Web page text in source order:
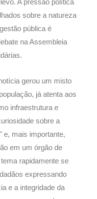
A pressão política
sobre a natureza
pública é
na Assembleia
gerou um misto
já atenta aos
infraestrutura e
sobre a
e, mais importante,
em um órgão de
rapidamente se
expressando
e a integridade da